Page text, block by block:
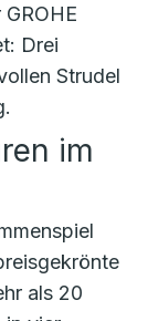
Drei
Strudel
im
als 20